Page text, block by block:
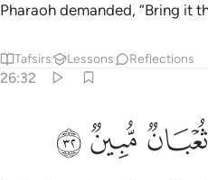
Pharaoh demanded, “Bring it
Tafsirs Lessons Reflections
26:32
٣٢
ﲨ ﲩﲪ